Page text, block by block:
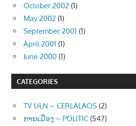
October 2002 (1)
May 2002 (1)
September 2001 (1)
April 2001 (1)
June 2000 (1)
CATEGORIES
TV ULN – CERLALAOS (2)
ການເມືອງ – POLITIC (547)